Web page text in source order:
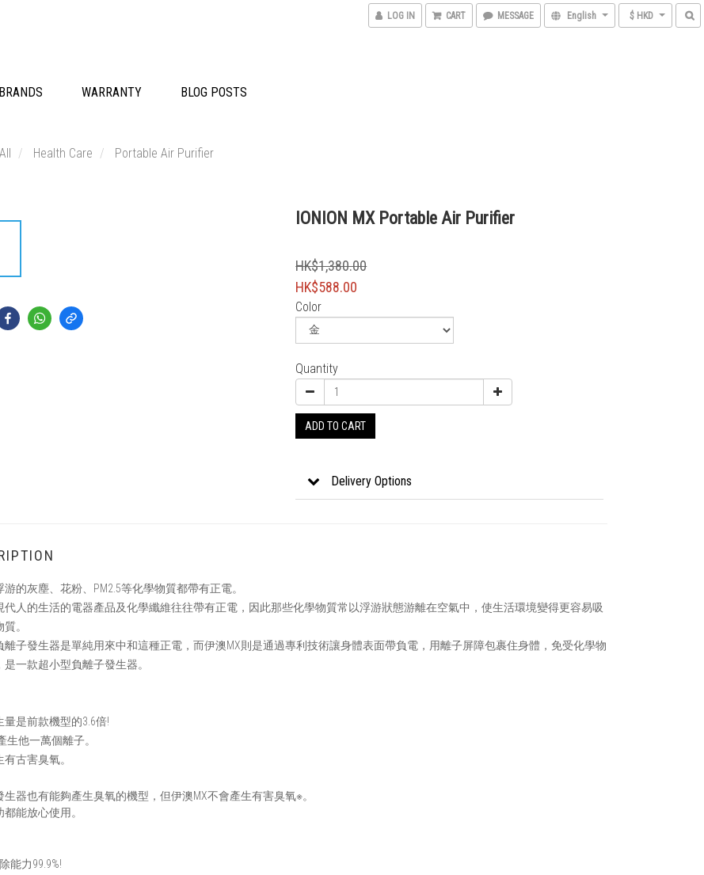
LOG IN CART MESSAGE English $ HKD
WARRANTY BLOG POSTS
Health Care Portable Air Purifier
IONION MX Portable Air Purifier
HK$1,380.00
HK$588.00
Color
Quantity
ADD TO CART
Delivery Options
游的灰塵、花粉、PM2.5等化學物質都帶有正電。
代人的生活的電器產品及化學纖維往往帶有正電，因此那些化學物質常以浮游狀態游離在空氣中，使生活環境變得更容易吸
質。
離子發生器是單純用來中和這種正電，而伊澳MX則是通過專利技術讓身體表面帶負電，用離子屏障包裹住身體，免受化學物
是一款超小型負離子發生器。
量是前款機型的3.6倍!
生他一萬個離子。
古害臭氧。
生器也有能夠產生臭氧的機型，但伊澳MX不會產生有害臭氧※。
能放心使用。
能力99.9%!